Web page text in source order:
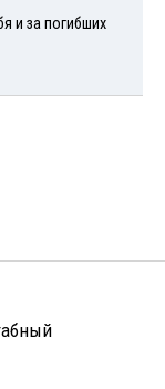
и за погибших